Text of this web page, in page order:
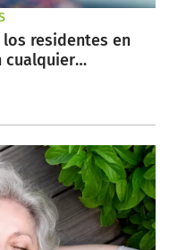
residentes en
cualquier